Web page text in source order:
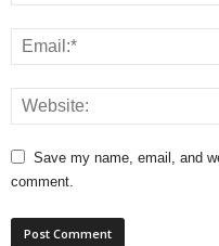
Save my name, email, and
comment.